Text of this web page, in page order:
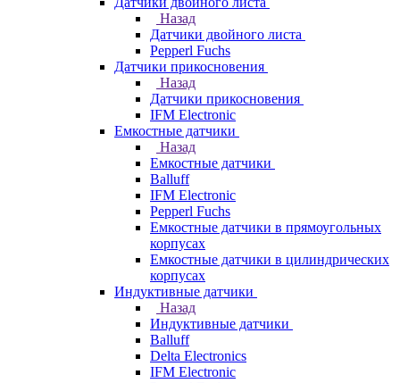
Назад
Датчики двойного листа
Pepperl Fuchs
Датчики прикосновения
Назад
Датчики прикосновения
IFM Electronic
Емкостные датчики
Назад
Емкостные датчики
Balluff
IFM Electronic
Pepperl Fuchs
Емкостные датчики в прямоугольных
корпусах
Емкостные датчики в цилиндрических
корпусах
Индуктивные датчики
Назад
Индуктивные датчики
Balluff
Delta Electronics
IFM Electronic